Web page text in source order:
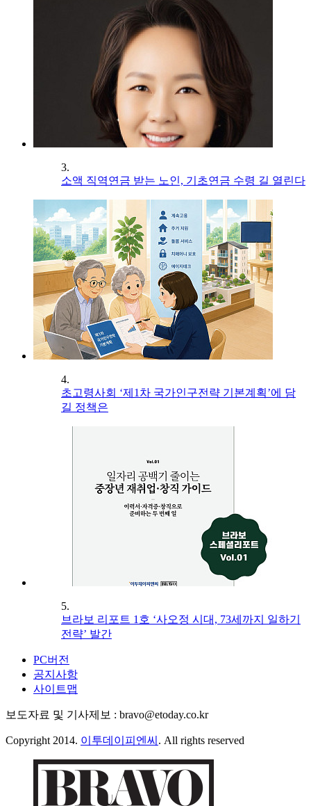
3.
소액 직역연금 받는 노인, 기초연금 수령 길 열린다
4.
초고령사회 ‘제1차 국가인구전략 기본계획’에 담
길 정책은
5.
브라보 리포트 1호 ‘사오정 시대, 73세까지 일하기
전략’ 발간
PC버전
공지사항
사이트맵
보도자료 및 기사제보 : bravo@etoday.co.kr
Copyright 2014. 이투데이피엔씨 . All rights reserved